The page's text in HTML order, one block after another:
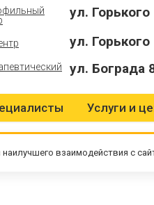
ул. Горького
ул.
ул. Бограда
Услуги и
взаимодействия с